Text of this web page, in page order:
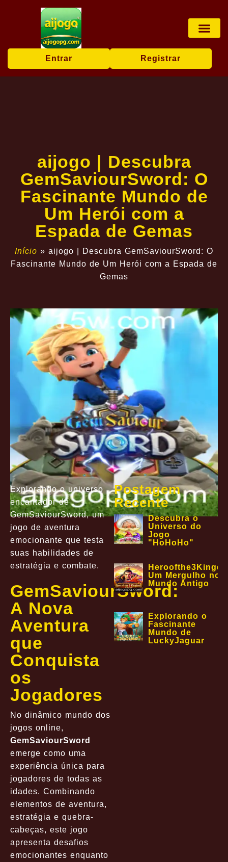
Entrar Registrar
aijogo | Descubra
GemSaviourSword: O
Fascinante Mundo de
Um Herói com a
Espada de Gemas
Início » aijogo | Descubra GemSaviourSword: O
Fascinante Mundo de Um Herói com a Espada de
Gemas
Explorando o universo
encantador de
GemSaviourSword, um
jogo de aventura
emocionante que testa
suas habilidades de
estratégia e combate.
GemSaviourSword:
A Nova
Aventura
que
Conquista
os
Jogadores
No dinâmico mundo dos
jogos online,
GemSaviourSword
emerge como uma
experiência única para
jogadores de todas as
idades. Combinando
elementos de aventura,
estratégia e quebra-
cabeças, este jogo
apresenta desafios
emocionantes enquanto
Postagem
Recente
Descubra o
Universo do
Jogo
"HoHoHo"
Um Mergulho no
Mundo Antigo
Explorando o
Fascinante
Mundo de
LuckyJaguar